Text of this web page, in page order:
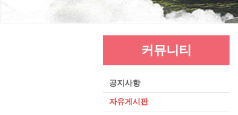
커뮤니티
공지사항
자유게시판